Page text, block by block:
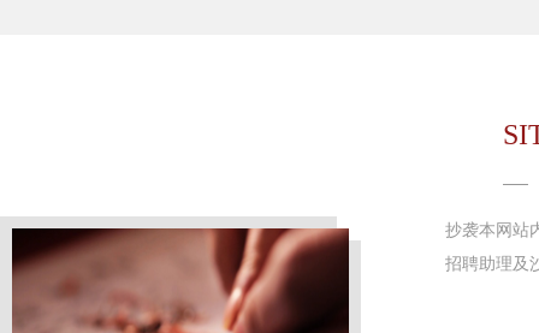
抄袭本网站
招聘助理及